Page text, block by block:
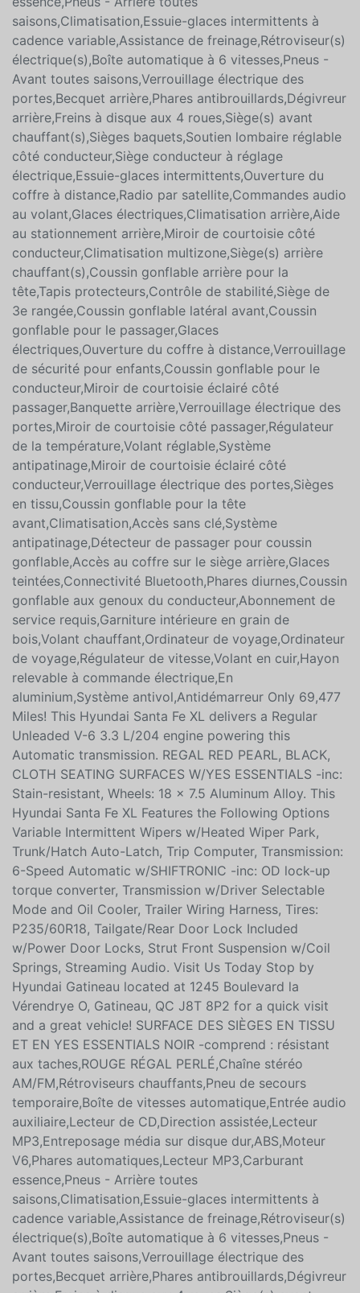
MP3,Entreposage média sur disque dur,ABS,Moteur
V6,Phares automatiques,Lecteur MP3,Carburant
essence,Pneus - Arrière toutes
saisons,Climatisation,Essuie-glaces intermittents à
cadence variable,Assistance de freinage,Rétroviseur(s)
électrique(s),Boîte automatique à 6 vitesses,Pneus -
Avant toutes saisons,Verrouillage électrique des
portes,Becquet arrière,Phares antibrouillards,Dégivreur
arrière,Freins à disque aux 4 roues,Siège(s) avant
chauffant(s),Sièges baquets,Soutien lombaire réglable
côté conducteur,Siège conducteur à réglage
électrique,Essuie-glaces intermittents,Ouverture du
coffre à distance,Radio par satellite,Commandes audio
au volant,Glaces électriques,Climatisation arrière,Aide
au stationnement arrière,Miroir de courtoisie côté
conducteur,Climatisation multizone,Siège(s) arrière
chauffant(s),Coussin gonflable arrière pour la
tête,Tapis protecteurs,Contrôle de stabilité,Siège de
3e rangée,Coussin gonflable latéral avant,Coussin
gonflable pour le passager,Glaces
électriques,Ouverture du coffre à distance,Verrouillage
de sécurité pour enfants,Coussin gonflable pour le
conducteur,Miroir de courtoisie éclairé côté
passager,Banquette arrière,Verrouillage électrique des
portes,Miroir de courtoisie côté passager,Régulateur
de la température,Volant réglable,Système
antipatinage,Miroir de courtoisie éclairé côté
conducteur,Verrouillage électrique des portes,Sièges
en tissu,Coussin gonflable pour la tête
avant,Climatisation,Accès sans clé,Système
antipatinage,Détecteur de passager pour coussin
gonflable,Accès au coffre sur le siège arrière,Glaces
teintées,Connectivité Bluetooth,Phares diurnes,Coussin
gonflable aux genoux du conducteur,Abonnement de
service requis,Garniture intérieure en grain de
bois,Volant chauffant,Ordinateur de voyage,Ordinateur
de voyage,Régulateur de vitesse,Volant en cuir,Hayon
relevable à commande électrique,En
aluminium,Système antivol,Antidémarreur Only 69,477
Miles! This Hyundai Santa Fe XL delivers a Regular
Unleaded V-6 3.3 L/204 engine powering this
Automatic transmission. REGAL RED PEARL, BLACK,
CLOTH SEATING SURFACES W/YES ESSENTIALS -inc:
Stain-resistant, Wheels: 18 x 7.5 Aluminum Alloy. This
Hyundai Santa Fe XL Features the Following Options
Variable Intermittent Wipers w/Heated Wiper Park,
Trunk/Hatch Auto-Latch, Trip Computer, Transmission:
6-Speed Automatic w/SHIFTRONIC -inc: OD lock-up
torque converter, Transmission w/Driver Selectable
Mode and Oil Cooler, Trailer Wiring Harness, Tires:
P235/60R18, Tailgate/Rear Door Lock Included
w/Power Door Locks, Strut Front Suspension w/Coil
Springs, Streaming Audio. Visit Us Today Stop by
Hyundai Gatineau located at 1245 Boulevard la
Vérendrye O, Gatineau, QC J8T 8P2 for a quick visit
and a great vehicle! SURFACE DES SIÈGES EN TISSU
ET EN YES ESSENTIALS NOIR -comprend : résistant
aux taches,ROUGE RÉGAL PERLÉ,Chaîne stéréo
AM/FM,Rétroviseurs chauffants,Pneu de secours
temporaire,Boîte de vitesses automatique,Entrée audio
auxiliaire,Lecteur de CD,Direction assistée,Lecteur
MP3,Entreposage média sur disque dur,ABS,Moteur
V6,Phares automatiques,Lecteur MP3,Carburant
essence,Pneus - Arrière toutes
saisons,Climatisation,Essuie-glaces intermittents à
cadence variable,Assistance de freinage,Rétroviseur(s)
électrique(s),Boîte automatique à 6 vitesses,Pneus -